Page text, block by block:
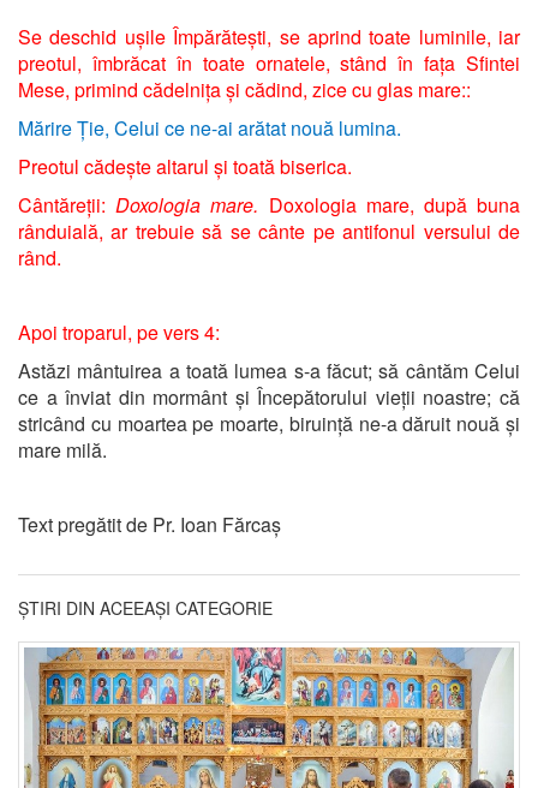
Se deschid ușile Împărătești, se aprind toate luminile, iar
preotul, îmbrăcat în toate ornatele, stând în fața Sfintei
Mese, primind cădelnița și cădind, zice cu glas mare::
Mărire Ție, Celui ce ne-ai arătat nouă lumina.
Preotul cădește altarul și toată biserica.
Cântăreții: Doxologia mare. Doxologia mare, după buna
rânduială, ar trebuie să se cânte pe antifonul versului de
rând.
Apoi troparul, pe vers 4:
Astăzi mântuirea a toată lumea s-a făcut; să cântăm Celui
ce a înviat din mormânt și Începătorului vieții noastre; că
stricând cu moartea pe moarte, biruință ne-a dăruit nouă și
mare milă.
Text pregătit de Pr. Ioan Fărcaș
ȘTIRI DIN ACEEAȘI CATEGORIE